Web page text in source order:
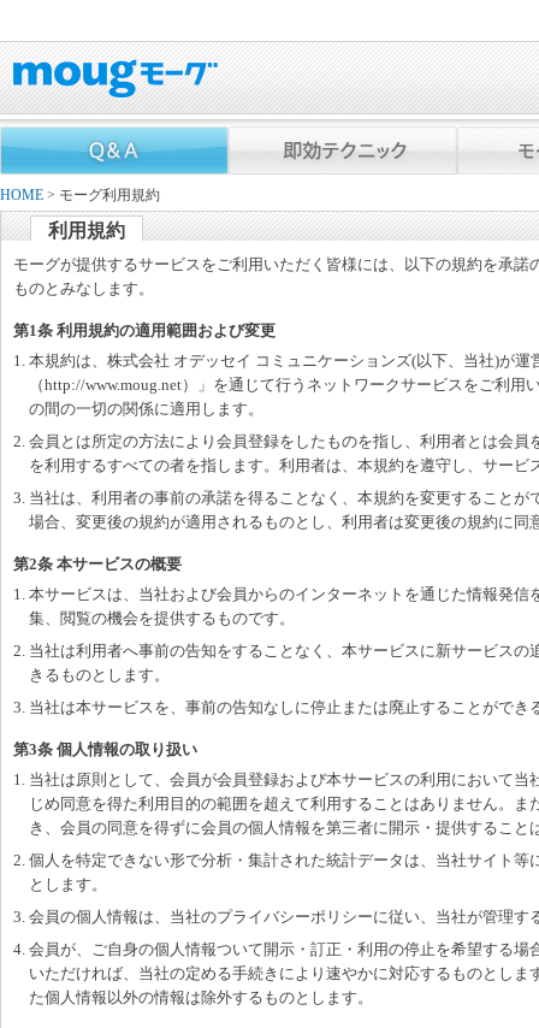
HOME > モーグ利用規約
利用規約
モーグが提供するサービスをご利用いただく皆様には、以下の規約を承諾
ものとみなします。
第1条 利用規約の適用範囲および変更
1. 本規約は、株式会社 オデッセイ コミュニケーションズ(以下、当社)が
（http://www.moug.net）」を通じて行うネットワークサービスをご利用
の間の一切の関係に適用します。
2. 会員とは所定の方法により会員登録をしたものを指し、利用者とは会員
を利用するすべての者を指します。利用者は、本規約を遵守し、サービ
3. 当社は、利用者の事前の承諾を得ることなく、本規約を変更することが
場合、変更後の規約が適用されるものとし、利用者は変更後の規約に同
第2条 本サービスの概要
1. 本サービスは、当社および会員からのインターネットを通じた情報発信
集、閲覧の機会を提供するものです。
2. 当社は利用者へ事前の告知をすることなく、本サービスに新サービスの
きるものとします。
3. 当社は本サービスを、事前の告知なしに停止または廃止することができ
第3条 個人情報の取り扱い
1. 当社は原則として、会員が会員登録および本サービスの利用において当
じめ同意を得た利用目的の範囲を超えて利用することはありません。ま
き、会員の同意を得ずに会員の個人情報を第三者に開示・提供すること
2. 個人を特定できない形で分析・集計された統計データは、当社サイト等
とします。
3. 会員の個人情報は、当社のプライバシーポリシーに従い、当社が管理す
4. 会員が、ご自身の個人情報ついて開示・訂正・利用の停止を希望する場
いただければ、当社の定める手続きにより速やかに対応するものとしま
た個人情報以外の情報は除外するものとします。